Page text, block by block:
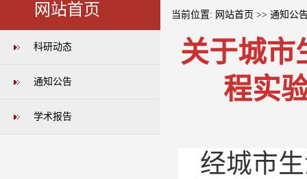
网站首页
科研动态
通知公告
学术报告
当前位置: 网站首页 >> 通知公
关于城市
程实
经城市